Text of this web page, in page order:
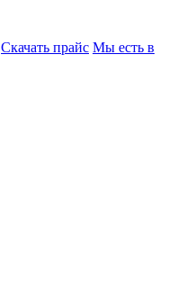
Скачать прайс Мы есть в